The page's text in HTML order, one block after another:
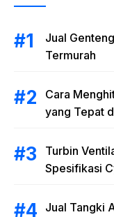
Jual Genteng
Termurah
Cara
yang Tepat
Turbin
Spesifikasi
Jual Tangki